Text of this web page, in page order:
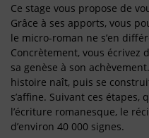
Ce stage vous propose de
Grâce à ses apports, vous
le micro-roman ne s’en
Concrètement, vous écrivez
sa genèse à son
histoire naît, puis se
s’affine. Suivant ces
l’écriture romanesque, le
d’environ 40 000 signes.